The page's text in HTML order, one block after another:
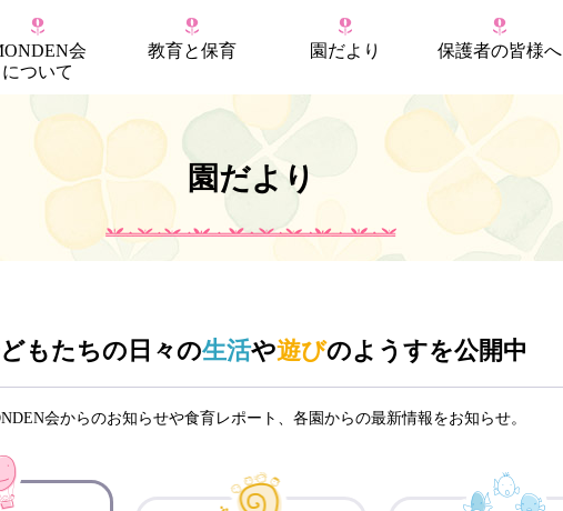
会
について
教育と保育 園だより 保護者の皆様へ
園だより
もたちの日々の生活や遊びのようすを公開中
会からのお知らせや食育レポート、各園からの最新情報をお知らせ。